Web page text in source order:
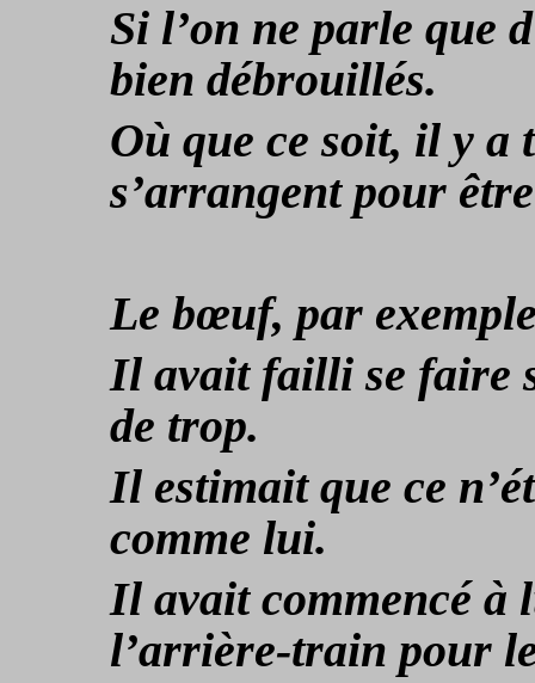
Si l’on ne parle que
bien débrouillés.
Où que ce soit, il y a
s’arrangent pour
Le bœuf, par
Il avait failli se faire
de trop.
Il estimait que ce
comme lui.
Il avait commencé à
l’arrière-train pour